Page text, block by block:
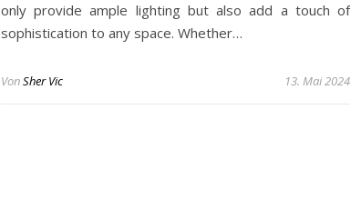
only provide ample lighting but also add a touch of
sophistication to any space. Whether…
VonSher Vic 13. Mai 2024